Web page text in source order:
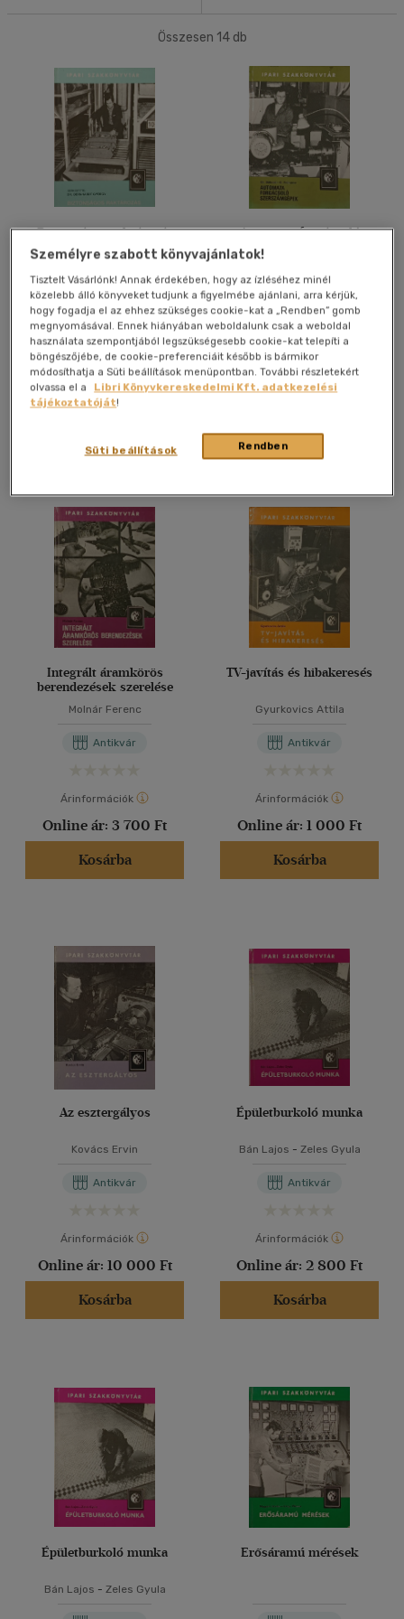
Ár szerint
500 Ft - 2500 Ft
2500 Ft - 4500 Ft
4500 Ft felett (4)
Korosztály szerint
Felnőtt
Vélemény szerint
(14)
Alkalmaz
Összesen 14db
Biztonságos raktározás
Antikvár
Árinformációk
Online ár:2 600 Ft
Automata forgácsoló
szerszámgépek
Antikvár
Árinformációk
Online ár:3 000 Ft
Integrált áramkörös
berendezések szerelése
Molnár Ferenc
Antikvár
Árinformációk
Online ár: 3 700 Ft
Kosárba
TV-javítás és hibakeresés
Gyurkovics Attila
Antikvár
Árinformációk
Online ár: 1 000 Ft
Kosárba
Az esztergályos
Kovács Ervin
Antikvár
Árinformációk
Online ár: 10 000 Ft
Kosárba
Épületburkoló munka
Bán Lajos - Zeles Gyula
Antikvár
Árinformációk
Online ár: 2 800 Ft
Kosárba
Épületburkoló munka
Bán Lajos - Zeles Gyula
Erősáramú mérések
Személyre szabott könyvajánlatok!
Tisztelt Vásárlónk! Annak érdekében, hogy az ízléséhez minél
közelebb álló könyveket tudjunk a figyelmébe ajánlani, arra kérjük,
hogy fogadja el az ehhez szükséges cookie-kat a „Rendben” gomb
megnyomásával. Ennek hiányában weboldalunk csak a weboldal
használata szempontjából legszükségesebb cookie-kat telepíti a
böngészőjébe, de cookie-preferenciáit később is bármikor
módosíthatja a Süti beállítások menüpontban. További részletekért
olvassa el a
Libri Könyvkereskedelmi Kft. adatkezelési
tájékoztatóját!
Rendben
Süti beállítások